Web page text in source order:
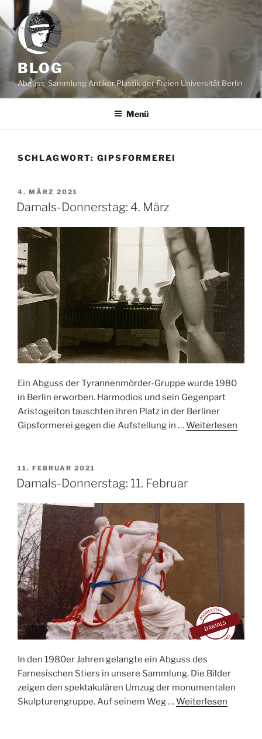
Zum
Inhalt
springen
BLOG
Abguss-Sammlung Antiker Plastik der Freien Universität Berlin
Menü
SCHLAGWORT: GIPSFORMEREI
VERÖFFENTLICHT
AM
4. MÄRZ 2021
Damals-Donnerstag: 4. März
Ein Abguss der Tyrannenmörder-Gruppe wurde 1980
in Berlin erworben. Harmodios und sein Gegenpart
Aristogeiton tauschten ihren Platz in der Berliner
Gipsformerei gegen die Aufstellung in …Weiterlesen
VERÖFFENTLICHT
AM
11. FEBRUAR 2021
Damals-Donnerstag: 11. Februar
In den 1980er Jahren gelangte ein Abguss des
Farnesischen Stiers in unsere Sammlung. Die Bilder
zeigen den spektakulären Umzug der monumentalen
Skulpturengruppe. Auf seinem Weg …Weiterlesen